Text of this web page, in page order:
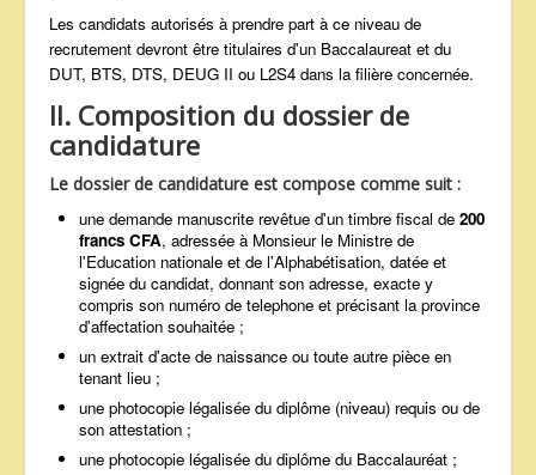
Les candidats autorisés à prendre part à ce niveau de
recrutement devront être titulaires d'un Baccalaureat et du
DUT, BTS, DTS, DEUG II ou L2S4 dans la filière concernée.
II. Composition du dossier de
candidature
Le dossier de candidature est compose comme suit :
une demande manuscrite revêtue d'un timbre fiscal de 200
francs CFA, adressée à Monsieur le Ministre de
l'Education nationale et de l'Alphabétisation, datée et
signée du candidat, donnant son adresse, exacte y
compris son numéro de telephone et précisant la province
d'affectation souhaitée ;
un extrait d'acte de naissance ou toute autre pièce en
tenant lieu ;
une photocopie légalisée du diplôme (niveau) requis ou de
son attestation ;
une photocopie légalisée du diplôme du Baccalauréat ;